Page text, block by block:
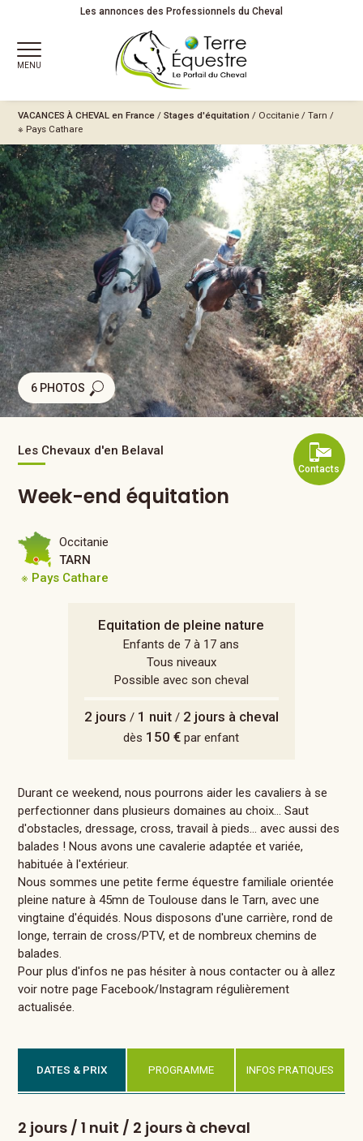
Les annonces des Professionnels du Cheval
MENU
VACANCES À CHEVALen France /Stages d'équitation / Occitanie /Tarn /
※ Pays Cathare
6 PHOTOS
Contacts
Les Chevaux d'en Belaval
Week-end équitation
Equitation de pleine nature
Enfants de 7 à 17 ans
Tous niveaux
Possible avec son cheval
2 jours / 1 nuit/ 2 jours à cheval
dès 150 € par enfant
Occitanie
TARN
※ Pays Cathare
Durant ce weekend, nous pourrons aider les cavaliers à se
perfectionner dans plusieurs domaines au choix... Saut
d'obstacles, dressage, cross, travail à pieds... avec aussi des
balades ! Nous avons une cavalerie adaptée et variée,
habituée à l'extérieur.
Nous sommes une petite ferme équestre familiale orientée
pleine nature à 45mn de Toulouse dans le Tarn, avec une
vingtaine d'équidés. Nous disposons d'une carrière, rond de
longe, terrain de cross/PTV, et de nombreux chemins de
balades.
Pour plus d'infos ne pas hésiter à nous contacter ou à allez
voir notre page Facebook/Instagram régulièrement
actualisée.
DATES & PRIX PROGRAMME INFOS PRATIQUES
2 jours / 1 nuit / 2 jours à cheval